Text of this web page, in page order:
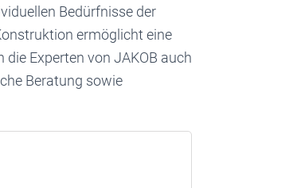
Bedürfnisse der
ermöglicht eine
Experten von JAKOB auch
Beratung sowie